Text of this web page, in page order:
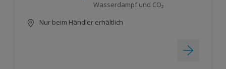
Wasserdampf und CO₂
Nur beim Händler erhältlich